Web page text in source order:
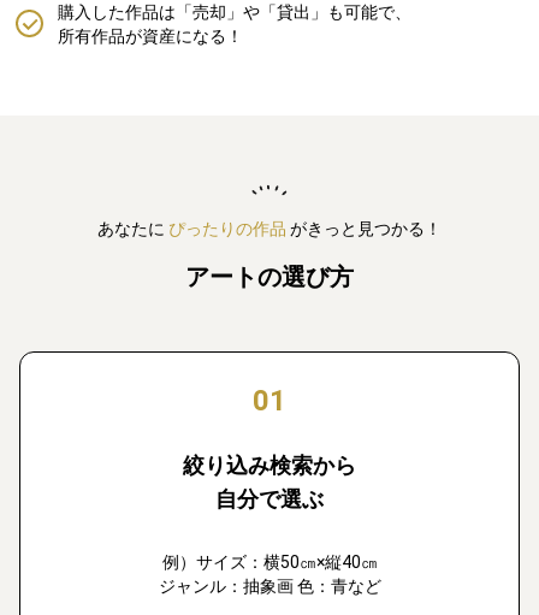
購入した作品は「売却」や「貸出」も可能で、
所有作品が資産になる！
あなたに ぴったりの作品 がきっと見つかる！
アートの選び方
01
絞り込み検索から
自分で選ぶ
例）サイズ：横50㎝×縦40㎝
ジャンル：抽象画 色：青など